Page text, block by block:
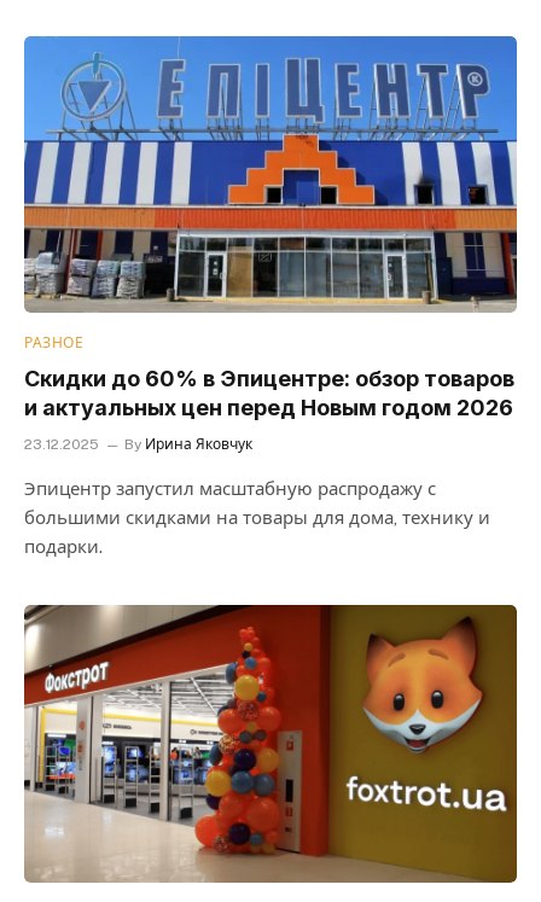
РАЗНОЕ
Скидки до 60% в Эпицентре: обзор товаров
и актуальных цен перед Новым годом 2026
23.12.2025 By Ирина Яковчук
Эпицентр запустил масштабную распродажу с
большими скидками на товары для дома, технику и
подарки.